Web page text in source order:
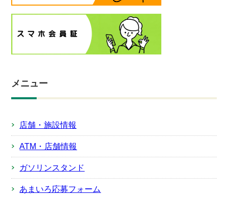
メニュー
店舗・施設情報
ATM・店舗情報
ガソリンスタンド
あまいろ応募フォーム